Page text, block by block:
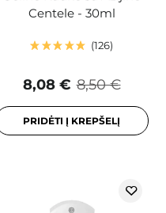
Centele - 30ml
126
8,50 €
8,08 €
PRIDĖTI Į KREPŠELĮ